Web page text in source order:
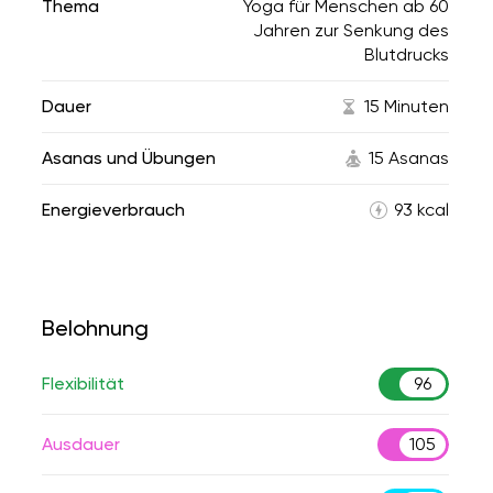
Thema
Yoga für Menschen ab 60
Jahren zur Senkung des
Blutdrucks
Dauer 15 Minuten
Asanas und Übungen 15 Asanas
Energieverbrauch 93 kcal
Belohnung
Flexibilität 96
Ausdauer 105